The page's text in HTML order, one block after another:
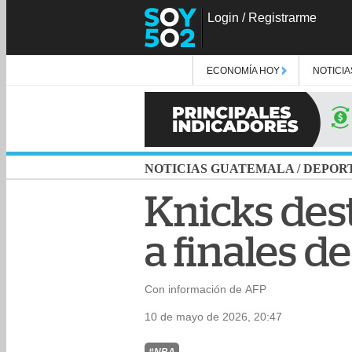
Login / Registrarme
ECONOMÍA HOY
NOTICIAS GUATEMALA /
Knicks
a finales
Con información de AFP
10 de mayo de 2026, 20:47